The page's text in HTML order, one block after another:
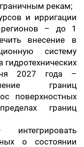
рекам;
и ирригации
– до 1
внесение в
систему
гидротехнических
2027 года –
границ
поверхностных
границ
о состоянии